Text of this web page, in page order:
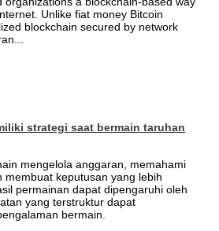
Unlike fiat money Bitcoin
blockchain secured by network
strategi saat bermain taruhan
mengelola anggaran, memahami
membuat keputusan yang lebih
permainan dapat dipengaruhi oleh
yang terstruktur dapat
bermain.